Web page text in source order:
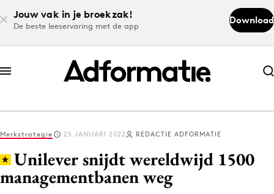
Jouw vak in je broekzak!
De beste leeservaring met de app
Download
Abonneer nu
Abonneer nu
Log in
Download de app
Merkstrategie 25 JANUARI 2022 REDACTIE ADFORMATIE
Unilever snijdt wereldwijd 1500
managementbanen weg